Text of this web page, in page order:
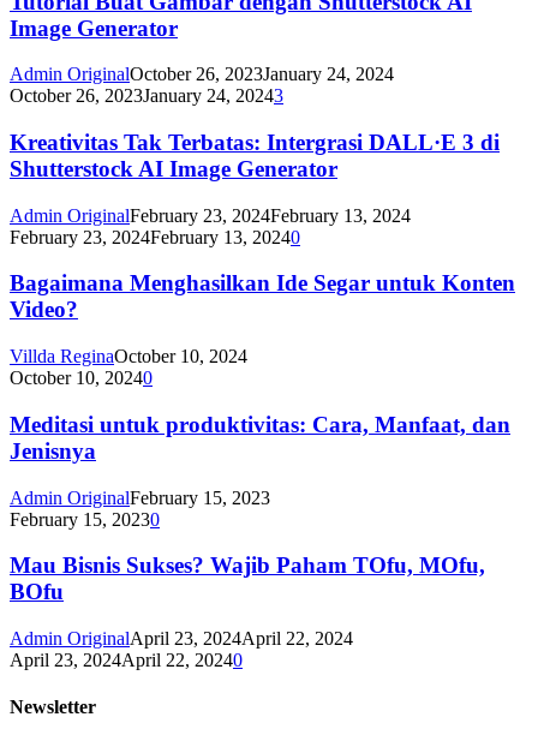
Image Generator
Admin OriginalOctober 26, 2023January 24, 2024
October 26, 2023January 24, 20243
Kreativitas Tak Terbatas: Intergrasi DALL·E 3 di
Shutterstock AI Image Generator
Admin OriginalFebruary 23, 2024February 13, 2024
February 23, 2024February 13, 20240
Bagaimana Menghasilkan Ide Segar untuk Konten
Video?
Villda ReginaOctober 10, 2024
October 10, 20240
Meditasi untuk produktivitas: Cara, Manfaat, dan
Jenisnya
Admin OriginalFebruary 15, 2023
February 15, 20230
Mau Bisnis Sukses? Wajib Paham TOfu, MOfu,
BOfu
Admin OriginalApril 23, 2024April 22, 2024
April 23, 2024April 22, 20240
Newsletter